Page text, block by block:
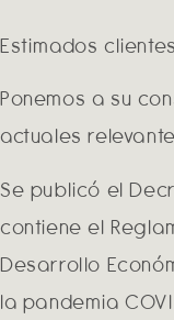
Estimados
Ponemos a su
actuales
Se publicó el
contiene el
Desarrollo
la pandemia